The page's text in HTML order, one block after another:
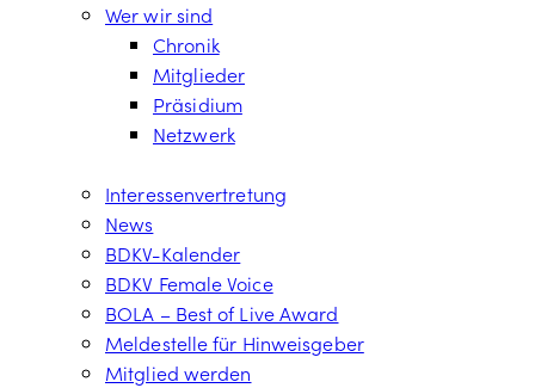
Wer wir sind
Chronik
Mitglieder
Präsidium
Netzwerk
Interessenvertretung
News
BDKV-Kalender
BDKV Female Voice
BOLA – Best of Live Award
Meldestelle für Hinweisgeber
Mitglied werden